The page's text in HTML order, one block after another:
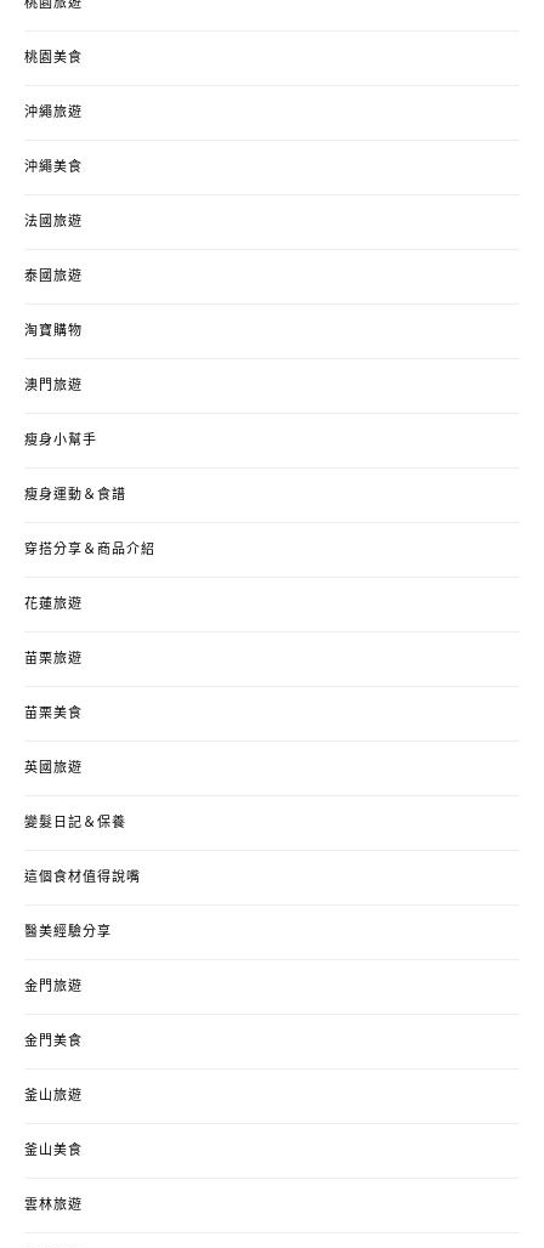
桃園旅遊
桃園美食
沖繩旅遊
沖繩美食
法國旅遊
泰國旅遊
淘寶購物
澳門旅遊
瘦身小幫手
瘦身運動＆食譜
穿搭分享＆商品介紹
花蓮旅遊
苗栗旅遊
苗栗美食
英國旅遊
變髮日記＆保養
這個食材值得說嘴
醫美經驗分享
金門旅遊
金門美食
釜山旅遊
釜山美食
雲林旅遊